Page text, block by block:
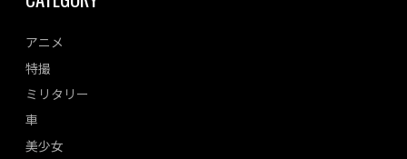
アニメ
特撮
ミリタリー
車
美少女